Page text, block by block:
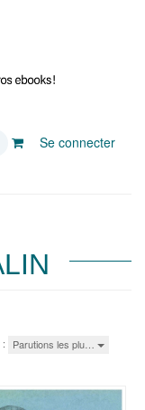
Se connecter
: Parutions les plu…